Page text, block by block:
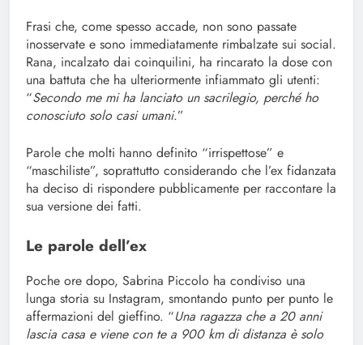
Frasi che, come spesso accade, non sono passate
inosservate e sono immediatamente rimbalzate sui social.
Rana, incalzato dai coinquilini, ha rincarato la dose con
una battuta che ha ulteriormente infiammato gli utenti:
“Secondo me mi ha lanciato un sacrilegio, perché ho
conosciuto solo casi umani.”
Parole che molti hanno definito “irrispettose” e
“maschiliste”, soprattutto considerando che l’ex fidanzata
ha deciso di rispondere pubblicamente per raccontare la
sua versione dei fatti.
Le parole dell’ex
Poche ore dopo, Sabrina Piccolo ha condiviso una
lunga storia su Instagram, smontando punto per punto le
affermazioni del gieffino. “Una ragazza che a 20 anni
lascia casa e viene con te a 900 km di distanza è solo